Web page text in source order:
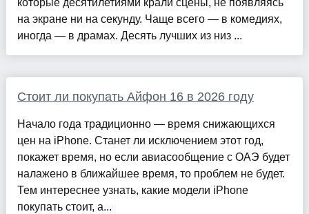
которые десятилетиями крали сцены, не появляясь
на экране ни на секунду. Чаще всего — в комедиях,
иногда — в драмах. Десять лучших из низ ...
Стоит ли покупать Айфон 16 в 2026 году
Начало года традиционно — время снижающихся
цен на iPhone. Станет ли исключением этот год,
покажет время, но если авиасообщение с ОАЭ будет
налажено в ближайшее время, то проблем не будет.
Тем интереснее узнать, какие модели iPhone
покупать стоит, а...